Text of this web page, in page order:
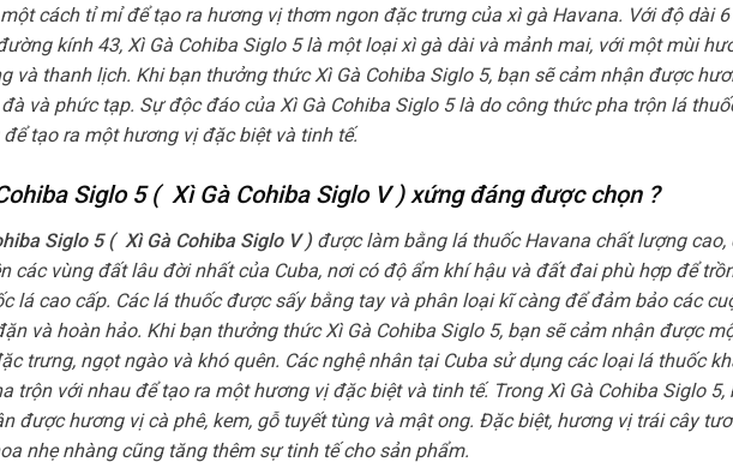
cách tỉ mỉ để tạo ra hương vị thơm ngon đặc trưng của xì gà Havana. Với độ dài
kính 43, Xì Gà Cohiba Siglo 5 là một loại xì gà dài và mảnh mai, với một mùi
và thanh lịch. Khi bạn thưởng thức Xì Gà Cohiba Siglo 5, bạn sẽ cảm nhận được
và phức tạp. Sự độc đáo của Xì Gà Cohiba Siglo 5 là do công thức pha trộn lá
tạo ra một hương vị đặc biệt và tinh tế.
Siglo 5 ( Xì Gà Cohiba Siglo V ) xứng đáng được chọn ?
Siglo 5 ( Xì Gà Cohiba Siglo V ) được làm bằng lá thuốc Havana chất lượng cao,
các vùng đất lâu đời nhất của Cuba, nơi có độ ẩm khí hậu và đất đai phù hợp để
lá cao cấp. Các lá thuốc được sấy bằng tay và phân loại kĩ càng để đảm bảo các
và hoàn hảo. Khi bạn thưởng thức Xì Gà Cohiba Siglo 5, bạn sẽ cảm nhận được
trưng, ngọt ngào và khó quên. Các nghệ nhân tại Cuba sử dụng các loại lá thuốc
trộn với nhau để tạo ra một hương vị đặc biệt và tinh tế. Trong Xì Gà Cohiba Siglo 5,
được hương vị cà phê, kem, gỗ tuyết tùng và mật ong. Đặc biệt, hương vị trái cây
nhẹ nhàng cũng tăng thêm sự tinh tế cho sản phẩm.